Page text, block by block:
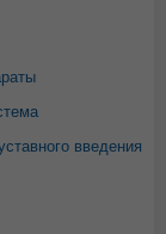
введения